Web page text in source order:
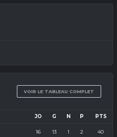
VOIR LE TABLEAU COMPLET
JO G N P PTS
16 13 1 2 40